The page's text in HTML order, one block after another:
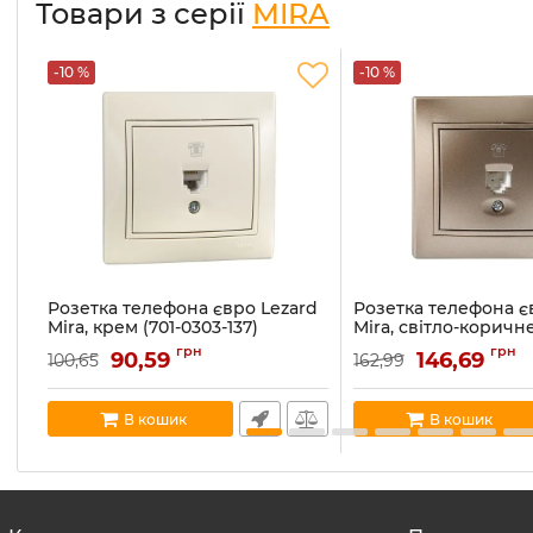
Товари з серії MIRA
-10 %
Розетка телефона євро Lezard
Mira, крем (701-0303-137)
Артикул: 701-0303-137
В наявності:5
100,65 90,59 грн
В кошик
-10 %
Розетка телефона
Mira, світло-
перламутр (701-3131-
Артикул: 701-3131-137
В наявності:1
162,99 146,69 грн
В кошик